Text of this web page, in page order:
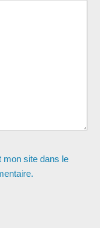
mon site dans le